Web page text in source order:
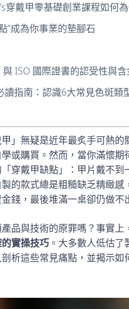
穿戴甲零基礎創業課程如何
”成為你事業的墊腳石
ISO 國際證書的認受性與
指南：認識6大常見色斑類
」無疑是近年最炙手可熱
或購買。然而，當你滿懷
穿戴甲缺點」：甲片戴不
的款式總是粗糙缺乏精緻
錢，最後堆滿一桌卻仍做不
品與技術的原罪嗎？事實
實操技巧 。大多數人低估
析這些常見痛點，並揭示如